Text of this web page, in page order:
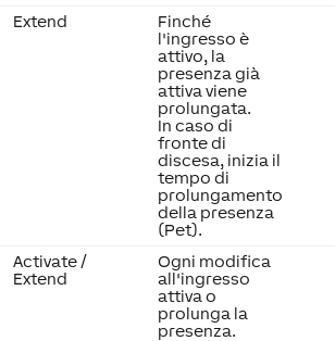
Extend
Finché
l'ingresso è
attivo, la
presenza già
attiva viene
prolungata.
In caso di
fronte di
discesa, inizia il
tempo di
prolungamento
della presenza
(Pet).
Activate /
Extend
Ogni modifica
all'ingresso
attiva o
prolunga la
presenza.